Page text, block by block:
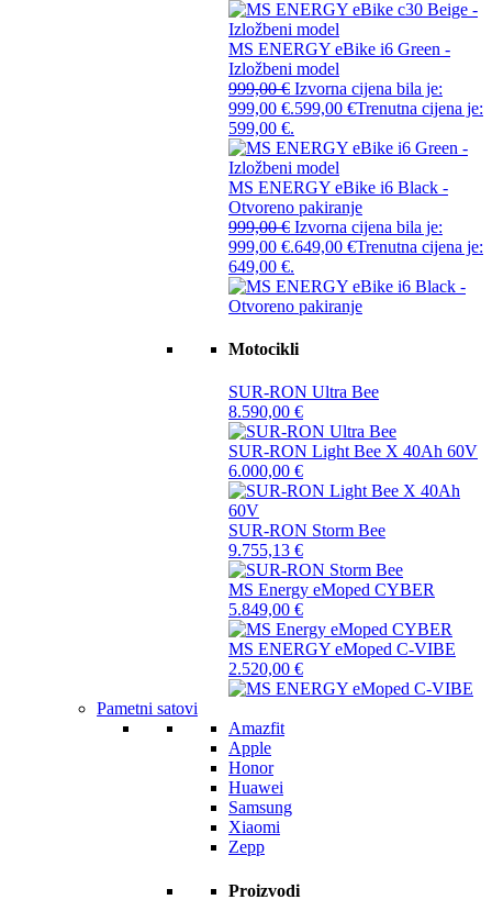
MS ENERGY eBike i6 Green -
Izložbeni model
999,00€ Izvorna cijena bila je:
999,00 €.599,00 €Trenutna cijena je:
599,00 €.
MS ENERGY eBike i6 Black -
Otvoreno pakiranje
999,00€ Izvorna cijena bila je:
999,00 €.649,00 €Trenutna cijena je:
649,00 €.
Motocikli
SUR-RON Ultra Bee
8.590,00 €
SUR-RON Light Bee X 40Ah 60V
6.000,00 €
SUR-RON Storm Bee
9.755,13 €
MS Energy eMoped CYBER
5.849,00 €
MS ENERGY eMoped C-VIBE
2.520,00 €
Pametni satovi
Amazfit
Apple
Honor
Huawei
Samsung
Xiaomi
Zepp
Proizvodi